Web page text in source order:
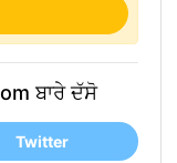
ਬਾਰੇ ਦੱਸੋ
Twitter